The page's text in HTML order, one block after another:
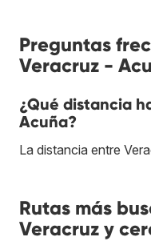
Preguntas
Veracruz -
¿Qué distancia
Acuña?
La distancia entre
Rutas más
Veracruz y